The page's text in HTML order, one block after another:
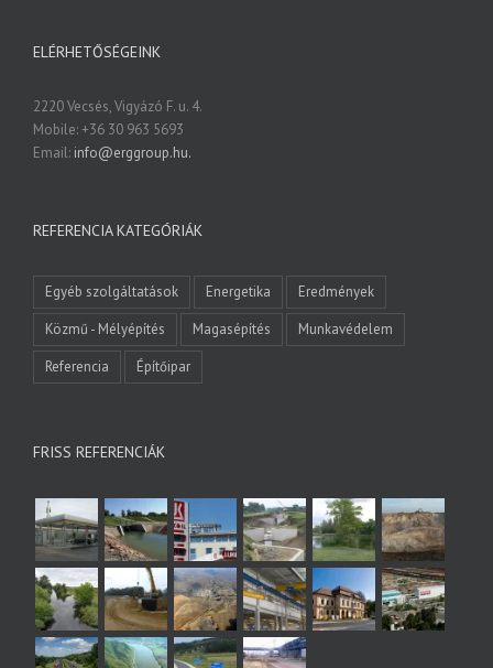
ELÉRHETŐSÉGEINK
2220 Vecsés, Vigyázó F. u. 4.
Mobile: +36 30 963 5693
Email: info@erggroup.hu.
REFERENCIA KATEGÓRIÁK
Egyéb szolgáltatások Energetika
Eredmények
Közmű - Mélyépítés
Magasépítés
Munkavédelem
Referencia
Építőipar
FRISS REFERENCIÁK